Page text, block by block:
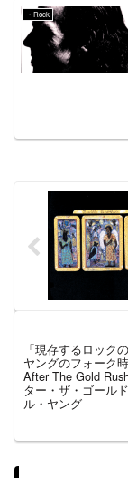
・Rock
「現存するロック
ヤングのフォーク
After The Gold
ター・ザ・ゴール
ル・ヤング